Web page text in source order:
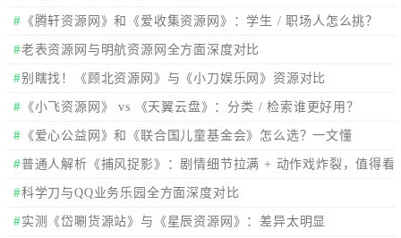
《腾轩资源网》和《爱收集资源网》：学生 / 职场人怎么挑？
老表资源网与明航资源网全方面深度对比
别瞎找！《顾北资源网》与《小刀娱乐网》资源对比
《小飞资源网》 vs 《天翼云盘》：分类 / 检索谁更好用？
《爱心公益网》和《联合国儿童基金会》怎么选？一文懂
普通人解析《捕风捉影》：剧情细节拉满 + 动作戏炸裂，值得看
吗？全维度测评
科学刀与QQ业务乐园全方面深度对比
实测《岱唰货源站》与《星辰资源网》：差异太明显